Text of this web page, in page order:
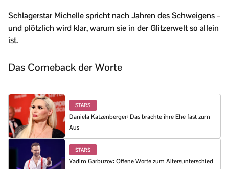
Schlagerstar Michelle spricht nach Jahren des Schweigens –
und plötzlich wird klar, warum sie in der Glitzerwelt so allein
ist.
Das Comeback der Worte
STARS
Daniela Katzenberger: Das brachte ihre Ehe fast zum
Aus
STARS
Vadim Garbuzov: Offene Worte zum Altersunterschied